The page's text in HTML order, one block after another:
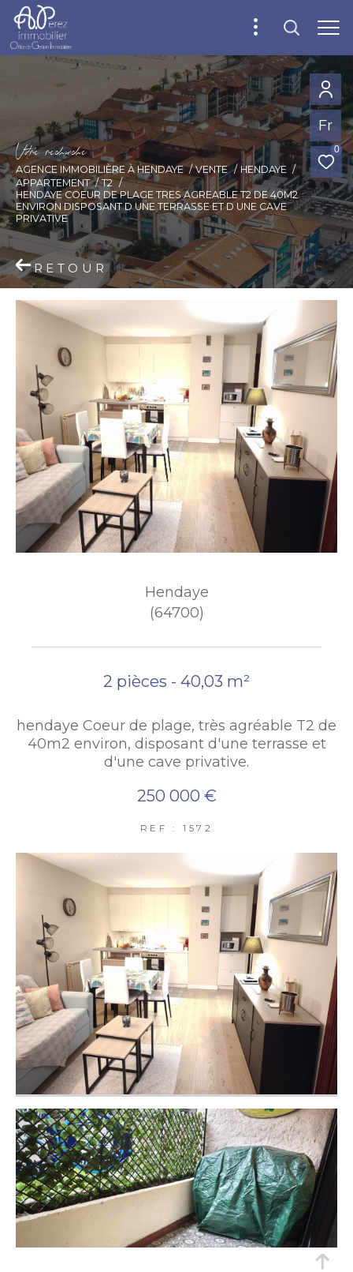
Fr
0
Vore recece
AGENCE IMMOBILIÈRE À HENDAYE VENTE
HENDAYE
APPARTEMENT
T2
HENDAYE COEUR DE PLAGE TRES AGREABLE T2 DE 40M2
ENVIRON DISPOSANT D UNE TERRASSE ET D UNE CAVE
PRIVATIVE
RETOUR
Hendaye
(64700)
2 pièces - 40,03 m²
hendaye Coeur de plage, très agréable T2 de
40m2 environ, disposant d'une terrasse et
d'une cave privative.
250 000 €
REF : 1572